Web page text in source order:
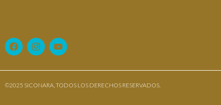
©2025 SICONARA, TODOS LOS DERECHOS RESERVADOS.